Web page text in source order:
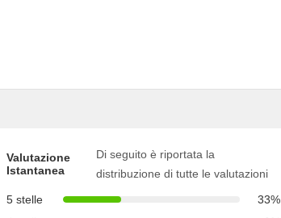
Valutazione
Istantanea
Di seguito è riportata la
distribuzione di tutte le valutazioni
5 stelle
33%